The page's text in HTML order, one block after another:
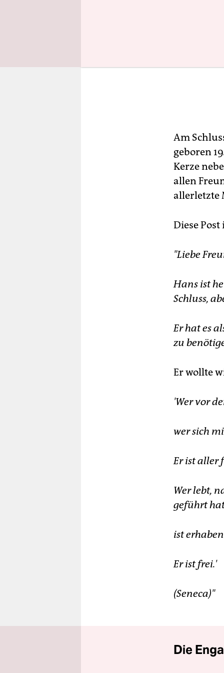
Am
geboren
Kerze
allen
allerletzte
Diese
"Liebe
Hans ist
Schluss,
Er hat es
zu
Er wollte
'Wer vor
wer sich
Er ist aller
Wer lebt,
geführt
ist
Er ist frei.'
(Seneca)"
Die